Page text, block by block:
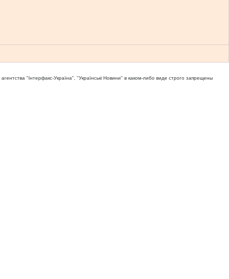
"Iнтерфакс-Україна", "Українськi Новини" в каком-либо виде строго запрещены